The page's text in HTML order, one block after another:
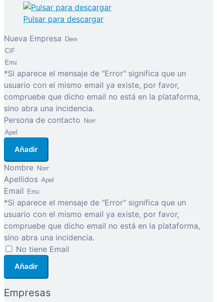
Pulsar para descargar
Nueva Empresa
*Si aparece el mensaje de "Error" significa que un
usuario con el mismo email ya existe, por favor,
compruebe que dicho email no está en la plataforma,
sino abra una incidencia.
Persona de contacto
Añadir
Nombre
Apellidos
Email
*Si aparece el mensaje de "Error" significa que un
usuario con el mismo email ya existe, por favor,
compruebe que dicho email no está en la plataforma,
sino abra una incidencia.
No tiene Email
Añadir
Empresas